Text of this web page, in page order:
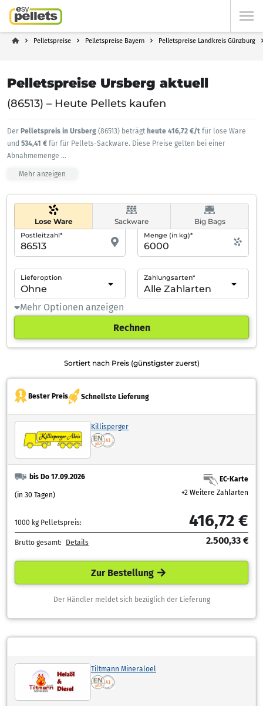
Pelletspreise Pelletspreise Bayern Pelletspreise Landkreis Günzburg
Pelletspreise Ursberg aktuell
(86513) – Heute Pellets kaufen
Der Pelletspreis in Ursberg (86513) beträgt heute 416,72 €/t für lose Ware
und 534,41 € für für Pellets-Sackware. Diese Preise gelten bei einer
Abnahmemenge ...
Mehr anzeigen
Lose Ware Sackware Big Bags
Postleitzahl* Menge (in kg)*
Lieferoption Zahlungsarten*
Mehr Optionen anzeigen
Rechnen
Sortiert nach Preis (günstigster zuerst)
Bester Preis Schnellste Lieferung
Killisperger
bis Do 17.09.2026
(in 30 Tagen)
EC-Karte
+2 Weitere Zahlarten
1000 kg Pelletspreis: 416,72 €
Brutto gesamt: Details 2.500,33 €
Zur Bestellung
Der Händler meldet sich bezüglich der Lieferung
Tiltmann Mineraloel